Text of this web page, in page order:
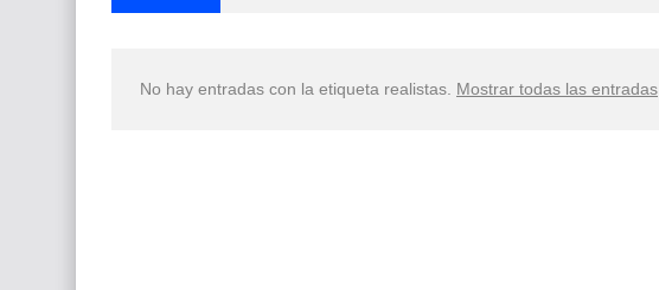
No hay entradas con la etiqueta realistas Mostrar todas las entradas